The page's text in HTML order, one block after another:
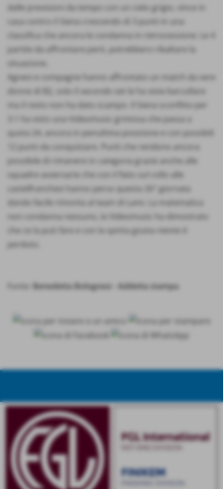
dalle previsioni da tempo con un cielo grigio, vince in
casa contro il Siena crescendo di 3 punti in una
classifica che ancora le condanna in retrocessione. Le 4
partite da affrontare però, potrebbero ribaltare la
situazione.
Agnesi e compagne hanno affrontato un match da vere
donne di B2, solo il secondo set le ha viste barcollare
ma il resto non ha dato scampo. Il Siena sconfitto per
3-1 ha visto una Videomusic grintosa che passa a
quota 24, ancora in penultima posizione e con possibili
12 punti da conquistare. Punti che rendono ancora
possibile di rimanere in categoria grazie anche alle
squadre avversarie che con il fiato sul collo alle
castelfranchesi hanno perso questa 26° giornata
dando facile rimonta al team di Lami. La matematica
non condanna nessuno, la Videomusic ha dimostrato
che ce la può fare e con la spinta giusta niente è
perduto.
Fonte: Benedetta Bolognesi - Addetta stampa